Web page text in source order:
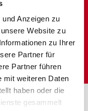
Anzeigen zu
Website zu
zu Ihrer
Partner für
Partner führen
mit weiteren Daten
haben oder die
gesammelt